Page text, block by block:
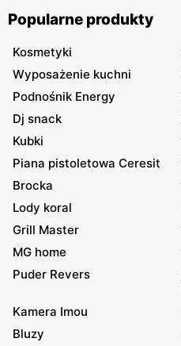
Popularne produkty
Kosmetyki
Wyposażenie kuchni
Podnośnik Energy
Dj snack
Kubki
Piana pistoletowa Ceresit
Brocka
Lody koral
Grill Master
MG home
Puder Revers
Kamera Imou
Bluzy